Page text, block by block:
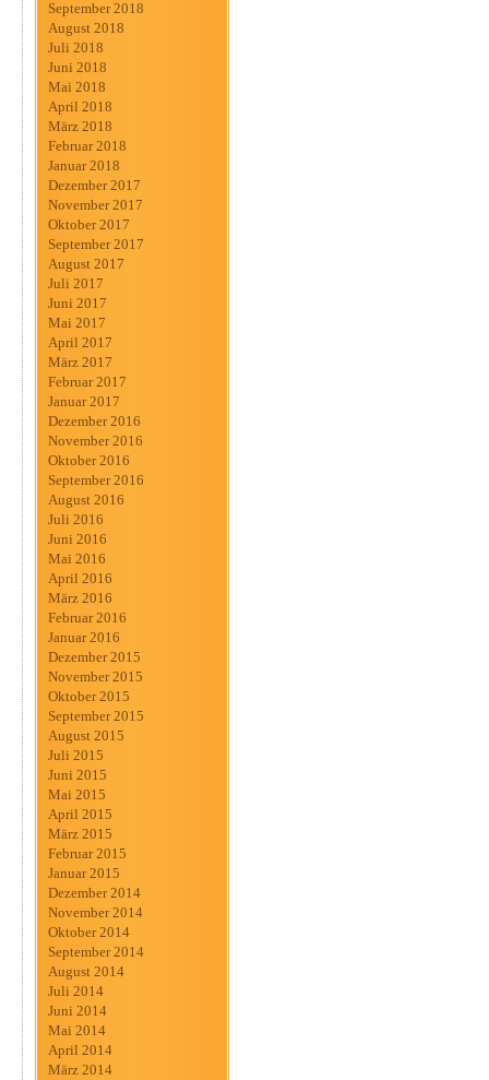
September 2018
August 2018
Juli 2018
Juni 2018
Mai 2018
April 2018
März 2018
Februar 2018
Januar 2018
Dezember 2017
November 2017
Oktober 2017
September 2017
August 2017
Juli 2017
Juni 2017
Mai 2017
April 2017
März 2017
Februar 2017
Januar 2017
Dezember 2016
November 2016
Oktober 2016
September 2016
August 2016
Juli 2016
Juni 2016
Mai 2016
April 2016
März 2016
Februar 2016
Januar 2016
Dezember 2015
November 2015
Oktober 2015
September 2015
August 2015
Juli 2015
Juni 2015
Mai 2015
April 2015
März 2015
Februar 2015
Januar 2015
Dezember 2014
November 2014
Oktober 2014
September 2014
August 2014
Juli 2014
Juni 2014
Mai 2014
April 2014
März 2014